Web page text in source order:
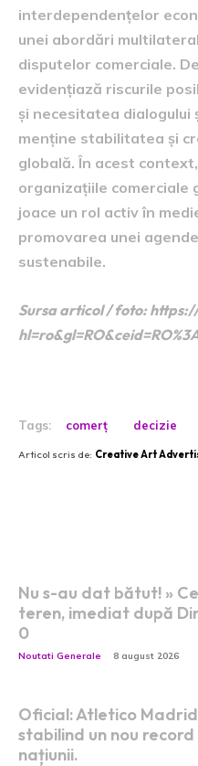
interdependențelor
unei abordări
disputelor comerciale.
evidențiază riscurile
și necesitatea dialogului
menține stabilitatea și
globală. În acest
organizațiile comerciale
joace un rol activ în
promovarea unei
sustenabile.
Sursa articol / foto:
Tags: comerț decizie
Articol scris de: Creative Art
Nu s-au dat bătut! »
teren, imediat după
0
Noutati Generale 8 august 2026
Oficial: Atletico
stabilind un nou
națiunii.